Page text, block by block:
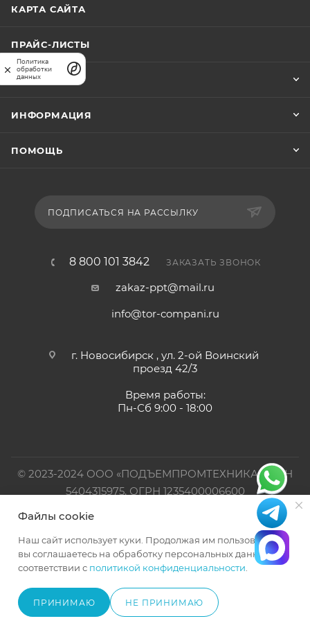
В КОРЗИНУ
КАРТА САЙТА
ПРАЙС-ЛИСТЫ
КОМПАНИЯ
ИНФОРМАЦИЯ
ПОМОЩЬ
ПОДПИСАТЬСЯ НА РАССЫЛКУ
8 800 101 3842 ЗАКАЗАТЬ ЗВОНОК
zakaz-ppt@mail.ru
info@tor-compani.ru
г. Новосибирск , ул. 2-ой Воинский
проезд 42/3
Время работы:
Пн-Сб 9:00 - 18:00
© 2023-2024 ООО «ПОДЪЕМПРОМТЕХНИКА». ИНН
5404315975, ОГРН 1235400006600
Официальный представитель TOR INDUSTRIES
Файлы cookie
Наш сайт использует куки. Продолжая им пользоваться,
вы соглашаетесь на обработку персональных данных в
соответствии с политикой конфиденциальности
ПРИНИМАЮ НЕ ПРИНИМАЮ
Политика
обработки
данных